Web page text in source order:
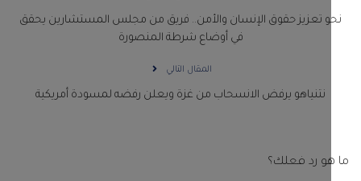
تعزيز حقوق الإنسان والأمن.. فريق من مجلس المستشارين يحقق
في أوضاع شرطة المنصورة
المقال التالي
نتنياهو يرفض الانسحاب من غزة ويعلن رفضه لمسودة أمريكية
رد فعلك؟